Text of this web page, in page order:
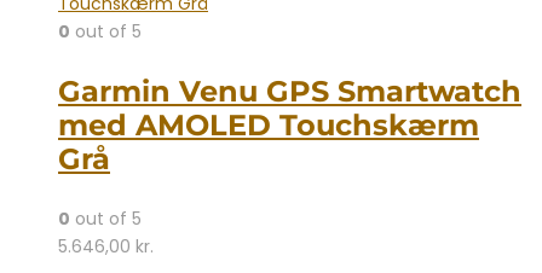
0 out of 5
Garmin Venu GPS Smartwatch
med AMOLED Touchskærm
Grå
0 out of 5
5.646,00 kr.